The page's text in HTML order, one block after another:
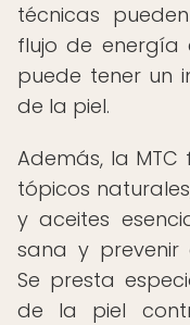
técnicas
flujo de energía
puede tener un
de la piel.
Además, la
tópicos
y aceites
sana y prevenir
Se presta
de la piel